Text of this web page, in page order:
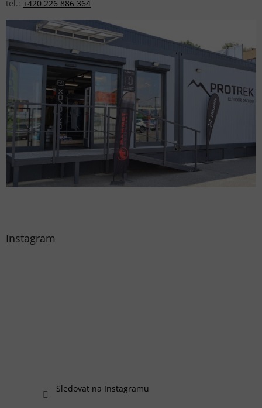
tel.: +420 226 886 364
Instagram
Sledovat na Instagramu